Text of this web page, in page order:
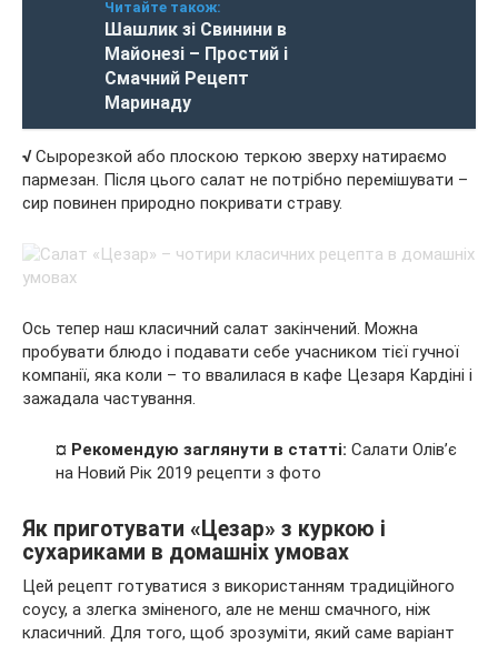
Читайте також:
Шашлик зі Свинини в
Майонезі – Простий і
Смачний Рецепт
Маринаду
√Сырорезкой або плоскою теркою зверху натираємо
пармезан. Після цього салат не потрібно перемішувати –
сир повинен природно покривати страву.
Ось тепер наш класичний салат закінчений. Можна
пробувати блюдо і подавати себе учасником тієї гучної
компанії, яка коли – то ввалилася в кафе Цезаря Кардіні і
зажадала частування.
¤ Рекомендую заглянути в статті: Салати Олів’є
на Новий Рік 2019 рецепти з фото
Як приготувати «Цезар» з куркою і
сухариками в домашніх умовах
Цей рецепт готуватися з використанням традиційного
соусу, а злегка зміненого, але не менш смачного, ніж
класичний. Для того, щоб зрозуміти, який саме варіант